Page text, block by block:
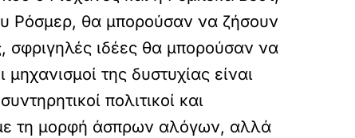
Ρόσμερ, θα μπορούσαν να ζήσουν
ιδέες θα μπορούσαν να
της δυστυχίας είναι
πολιτικοί και
με τη μορφή άσπρων αλόγων, αλλά